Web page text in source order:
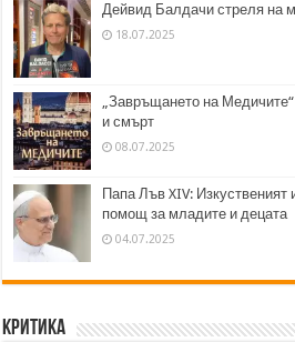
Дейвид Балдачи стреля на
18.07.2025
„Завръщането на
и смърт
08.07.2025
Папа Лъв XIV: Изкуственият
помощ за младите и децата
04.07.2025
Критика